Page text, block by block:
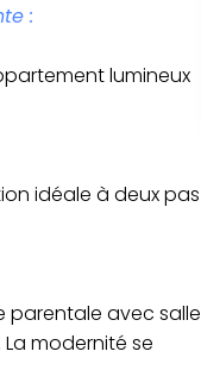
:
lumineux
idéale à deux pas
parentale avec salle
modernité se